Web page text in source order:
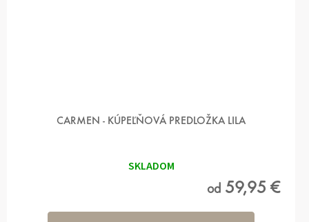
CARMEN - KÚPEĽŇOVÁ PREDLOŽKA LILA
SKLADOM
od 59,95 €